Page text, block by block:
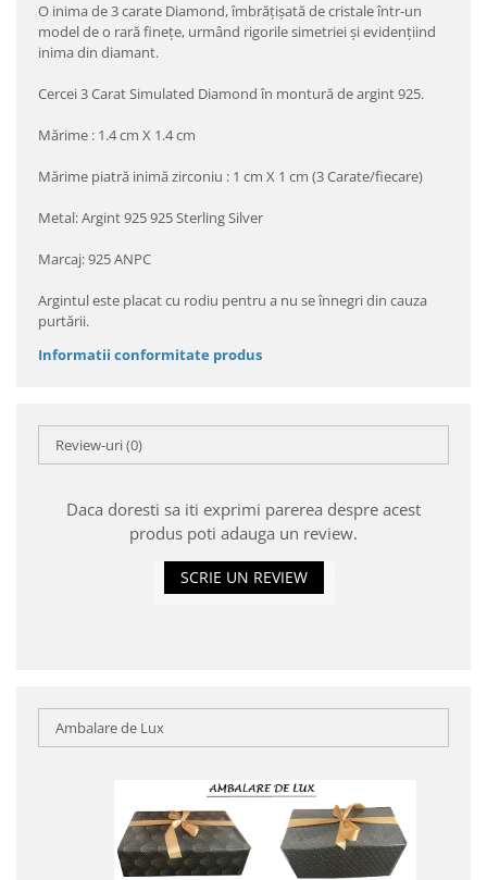
O inima de 3 carate Diamond, îmbrăţişată de cristale într-un
model de o rară fineţe, urmând rigorile simetriei şi evidenţiind
inima din diamant.
Cercei 3 Carat Simulated Diamond în montură de argint 925.
Mărime : 1.4 cm X 1.4 cm
Mărime piatră inimă zirconiu : 1 cm X 1 cm (3 Carate/fiecare)
Metal: Argint 925 925 Sterling Silver
Marcaj: 925 ANPC
Argintul este placat cu rodiu pentru a nu se înnegri din cauza
purtării.
Informatii conformitate produs
Review-uri(0)
Daca doresti sa iti exprimi parerea despre acest
produs poti adauga un review.
SCRIE UN REVIEW
Ambalare de Lux